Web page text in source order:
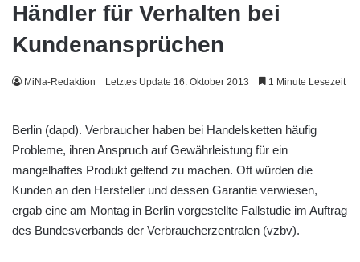
Händler für Verhalten bei
Kundenansprüchen
MiNa-Redaktion Letztes Update 16. Oktober 2013 1 Minute Lesezeit
Berlin (dapd). Verbraucher haben bei Handelsketten häufig
Probleme, ihren Anspruch auf Gewährleistung für ein
mangelhaftes Produkt geltend zu machen. Oft würden die
Kunden an den Hersteller und dessen Garantie verwiesen,
ergab eine am Montag in Berlin vorgestellte Fallstudie im Auftrag
des Bundesverbands der Verbraucherzentralen (vzbv).